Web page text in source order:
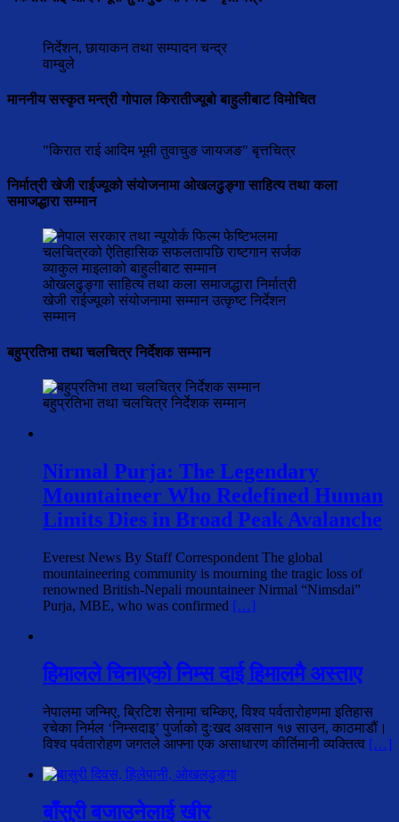
निर्देशन, छायाकन तथा सम्पादन चन्द्र
वाम्बुले
माननीय सस्कृत मन्त्री गोपाल किरातीज्यूबो बाहुलीबाट विमोचित
"किरात राई आदिम भूमी तुवाचुङ जायजङ" बृत्तचित्र
निर्मात्री खेजी राईज्यूको संयोजनामा ओखलढुङ्गा साहित्य तथा कला
समाजद्धारा सम्मान
ओखलढुङ्गा साहित्य तथा कला समाजद्धारा निर्मात्री
खेजी राईज्यूको संयोजनामा सम्मान उत्कृष्ट निर्देशन
सम्मान
बहुप्रतिभा तथा चलचित्र निर्देशक सम्मान
बहुप्रतिभा तथा चलचित्र निर्देशक सम्मान
Nirmal Purja: The Legendary
Mountaineer Who Redefined Human
Limits Dies in Broad Peak Avalanche
Everest News By Staff Correspondent The global
mountaineering community is mourning the tragic loss of
renowned British-Nepali mountaineer Nirmal “Nimsdai”
Purja, MBE, who was confirmed […]
हिमालले चिनाएको निम्स दाई हिमालमै अस्ताए
नेपालमा जन्मिए, ब्रिटिश सेनामा चम्किए, विश्व पर्वतारोहणमा इतिहास
रचेका निर्मल ‘निम्सदाइ’ पुर्जाको दुःखद अवसान १७ साउन, काठमाडौं।
विश्व पर्वतारोहण जगतले आफ्ना एक असाधारण कीर्तिमानी व्यक्तित्व […]
बाँसुरी बजाउनेलाई खीर